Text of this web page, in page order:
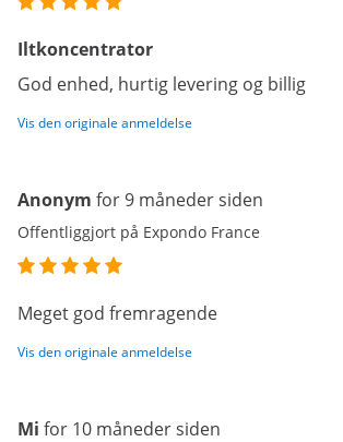
Iltkoncentrator
God enhed, hurtig levering og billig
Vis den originale anmeldelse
Anonym for 9 måneder siden
Offentliggjort på Expondo France
Meget god fremragende
Vis den originale anmeldelse
Mi for 10 måneder siden